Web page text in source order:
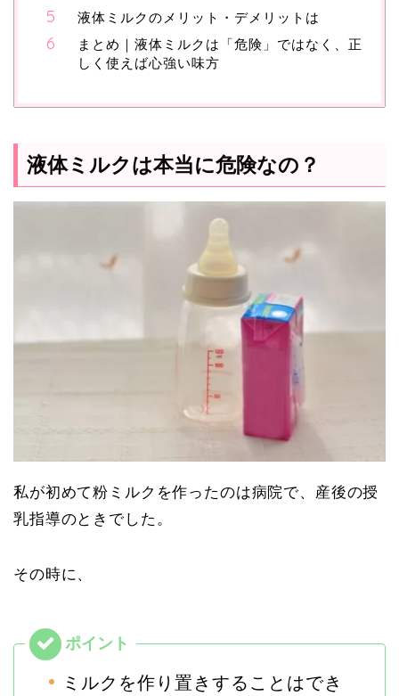
液体ミルクのメリット・デメリットは
まとめ｜液体ミルクは「危険」ではなく、正
しく使えば心強い味方
液体ミルクは本当に危険なの？
私が初めて粉ミルクを作ったのは病院で、産後の授
乳指導のときでした。
その時に、
ミルクを作り置きすることはでき